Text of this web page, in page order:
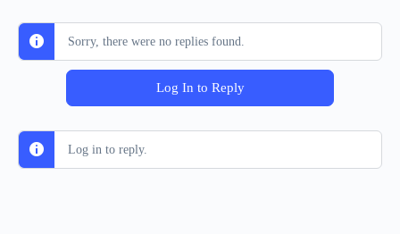
Sorry, there were no replies found.
Log In to Reply
Log in to reply.